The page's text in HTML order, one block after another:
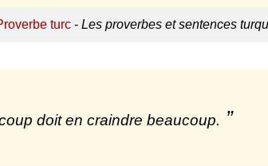
turc- Les proverbes et sentences
doit en craindre beaucoup.